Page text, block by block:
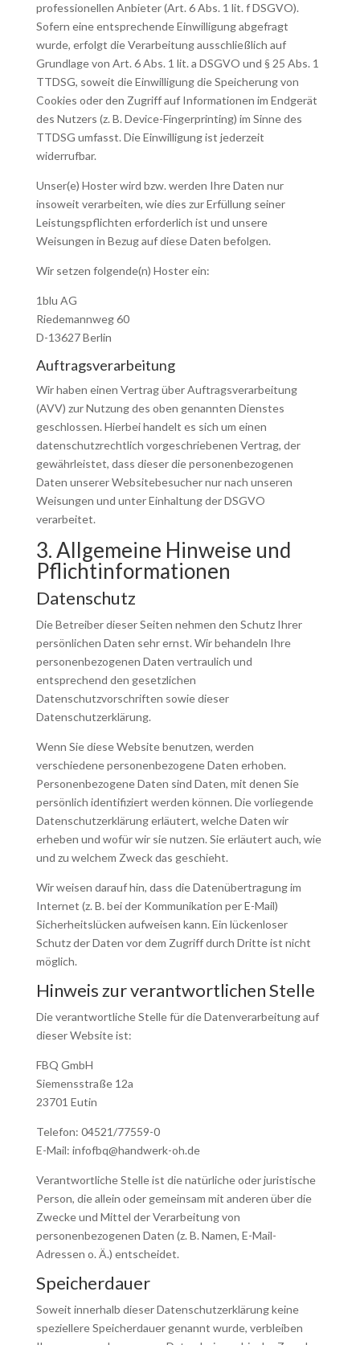
professionellen Anbieter (Art. 6 Abs. 1 lit. f DSGVO).
Sofern eine entsprechende Einwilligung abgefragt
wurde, erfolgt die Verarbeitung ausschließlich auf
Grundlage von Art. 6 Abs. 1 lit. a DSGVO und § 25 Abs. 1
TTDSG, soweit die Einwilligung die Speicherung von
Cookies oder den Zugriff auf Informationen im Endgerät
des Nutzers (z. B. Device-Fingerprinting) im Sinne des
TTDSG umfasst. Die Einwilligung ist jederzeit
widerrufbar.
Unser(e) Hoster wird bzw. werden Ihre Daten nur
insoweit verarbeiten, wie dies zur Erfüllung seiner
Leistungspflichten erforderlich ist und unsere
Weisungen in Bezug auf diese Daten befolgen.
Wir setzen folgende(n) Hoster ein:
1blu AG
Riedemannweg 60
D-13627 Berlin
Auftragsverarbeitung
Wir haben einen Vertrag über Auftragsverarbeitung
(AVV) zur Nutzung des oben genannten Dienstes
geschlossen. Hierbei handelt es sich um einen
datenschutzrechtlich vorgeschriebenen Vertrag, der
gewährleistet, dass dieser die personenbezogenen
Daten unserer Websitebesucher nur nach unseren
Weisungen und unter Einhaltung der DSGVO
verarbeitet.
3. Allgemeine Hinweise und
Pflicht­informationen
Datenschutz
Die Betreiber dieser Seiten nehmen den Schutz Ihrer
persönlichen Daten sehr ernst. Wir behandeln Ihre
personenbezogenen Daten vertraulich und
entsprechend den gesetzlichen
Datenschutzvorschriften sowie dieser
Datenschutzerklärung.
Wenn Sie diese Website benutzen, werden
verschiedene personenbezogene Daten erhoben.
Personenbezogene Daten sind Daten, mit denen Sie
persönlich identifiziert werden können. Die vorliegende
Datenschutzerklärung erläutert, welche Daten wir
erheben und wofür wir sie nutzen. Sie erläutert auch, wie
und zu welchem Zweck das geschieht.
Wir weisen darauf hin, dass die Datenübertragung im
Internet (z. B. bei der Kommunikation per E-Mail)
Sicherheitslücken aufweisen kann. Ein lückenloser
Schutz der Daten vor dem Zugriff durch Dritte ist nicht
möglich.
Hinweis zur verantwortlichen Stelle
Die verantwortliche Stelle für die Datenverarbeitung auf
dieser Website ist:
FBQ GmbH
Siemensstraße 12a
23701 Eutin
Telefon: 04521/77559-0
E-Mail: infofbq@handwerk-oh.de
Verantwortliche Stelle ist die natürliche oder juristische
Person, die allein oder gemeinsam mit anderen über die
Zwecke und Mittel der Verarbeitung von
personenbezogenen Daten (z. B. Namen, E-Mail-
Adressen o. Ä.) entscheidet.
Speicherdauer
Soweit innerhalb dieser Datenschutzerklärung keine
speziellere Speicherdauer genannt wurde, verbleiben